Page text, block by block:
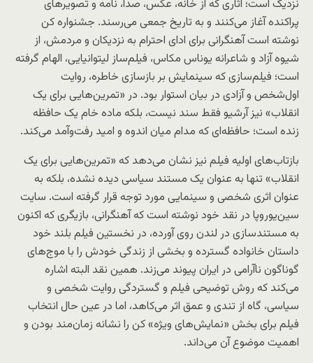
نزدیک است؛ آثاری که از خانه، عکس، صدا، نامه و تصویرهای
پراکنده آغاز می‌کنند و به تاریخ جمعی می‌رسند. جشنواره کن
نوشته است آهنگرانی برای ادای احترام به نزدیکان و مردمش، از
شیوه آزاد و شاعرانه یوناس مکاس، فیلم‌ساز لیتوانیایی، الهام گرفته
است؛ فیلم‌سازی که سینمایش بر بازسازی خاطره، روایت
اول‌شخص و آزادی در بیان استوار بود. در «تمرین‌هایی برای یک
انقلاب» نیز آرشیو فقط سند نیست، بلکه ماده خام یک حافظه
زنده است؛ حافظه‌ای که مدام میان اندوه و امید رفت‌وآمد می‌کند.
بازتاب‌های اولیه فیلم نیز نشان می‌دهد که «تمرین‌هایی برای یک
انقلاب» تنها به عنوان یک مستند سیاسی دیده نشده، بلکه به
عنوان اثری شخصی و سینمایی مورد توجه قرار گرفته است. سایت
سین‌یوروپا در نقد خود نوشته است که آهنگرانی، بازیگری که اکنون
به مستندسازی در لندن روی آورده، در نخستین فیلم بلند خود
داستان خانواده گسترده و بخشی از زندگی خودش را با موج‌های
گوناگون ناآرامی در ایران پیوند می‌زند. همین نقد البته اشاره
می‌کند که روش توضیحی فیلم و گستردگی روایت شخصی و
سیاسی، گاه از تندی و عمق اثر می‌کاهد، اما در عین حال انتخاب
فیلم برای بخش «نمایش‌های ویژه» کن را نشانه زمان‌مند بودن و
اهمیت موضوع آن می‌داند.